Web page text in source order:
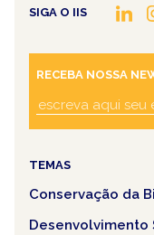
SIGA O IIS
RECEBA NOSSA
TEMAS
Conservação da
Desenvolvimento